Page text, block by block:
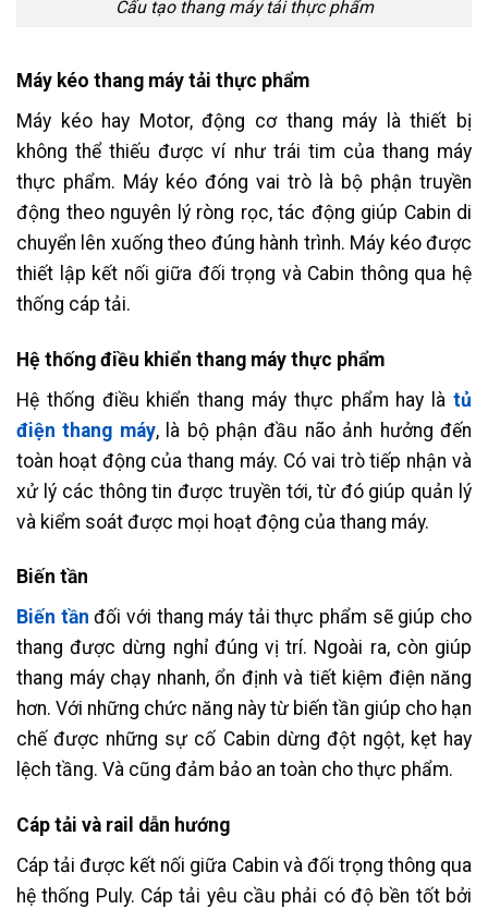
Cấu tạo thang máy tải thực phẩm
Máy kéo thang máy tải thực phẩm
Máy kéo hay Motor, động cơ thang máy là thiết bị
không thể thiếu được ví như trái tim của thang máy
thực phẩm. Máy kéo đóng vai trò là bộ phận truyền
động theo nguyên lý ròng rọc, tác động giúp Cabin di
chuyển lên xuống theo đúng hành trình. Máy kéo được
thiết lập kết nối giữa đối trọng và Cabin thông qua hệ
thống cáp tải.
Hệ thống điều khiển thang máy thực phẩm
Hệ thống điều khiển thang máy thực phẩm hay là tủ
điện thang máy, là bộ phận đầu não ảnh hưởng đến
toàn hoạt động của thang máy. Có vai trò tiếp nhận và
xử lý các thông tin được truyền tới, từ đó giúp quản lý
và kiểm soát được mọi hoạt động của thang máy.
Biến tần
Biến tần đối với thang máy tải thực phẩm sẽ giúp cho
thang được dừng nghỉ đúng vị trí. Ngoài ra, còn giúp
thang máy chạy nhanh, ổn định và tiết kiệm điện năng
hơn. Với những chức năng này từ biến tần giúp cho hạn
chế được những sự cố Cabin dừng đột ngột, kẹt hay
lệch tầng. Và cũng đảm bảo an toàn cho thực phẩm.
Cáp tải và rail dẫn hướng
Cáp tải được kết nối giữa Cabin và đối trọng thông qua
hệ thống Puly. Cáp tải yêu cầu phải có độ bền tốt bởi